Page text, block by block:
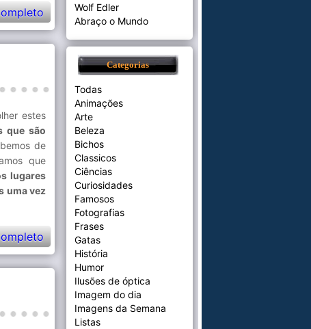
estes
que são
de
que
lugares
uma vez
Wolf Edler
Abraço o Mundo
Categorias
Todas
Animações
Arte
Beleza
Bichos
Classicos
Ciências
Curiosidades
Famosos
Fotografias
Frases
Gatas
História
Humor
Ilusões de óptica
Imagem do dia
Imagens da Semana
Listas